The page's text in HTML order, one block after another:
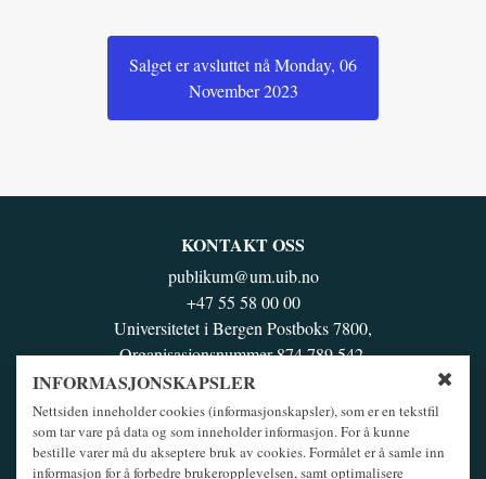
INFORMASJONSKAPSLER
Nettsiden inneholder cookies (informasjonskapsler), som er en tekstfil
som tar vare på data og som inneholder informasjon. For å kunne
bestille varer må du akseptere bruk av cookies. Formålet er å samle inn
informasjon for å forbedre brukeropplevelsen, samt optimalisere
Salget er avsluttet nå Monday, 06
November 2023
KONTAKT OSS
publikum@um.uib.no
+47 55 58 00 00
Universitetet i Bergen Postboks 7800,
Organisasjonsnummer 874 789 542,
N-5020 BERGEN
BESØK OSS
Muséplassen 3 / Haakon Sheteligs plass 10, 5007 Bergen